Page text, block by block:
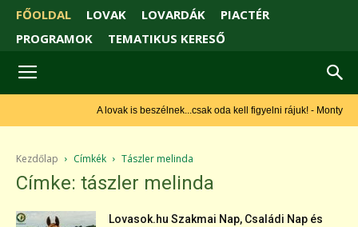
FŐOLDAL LOVAK LOVARDÁK
PIACTÉR
PROGRAMOK
TEMATIKUS KERESŐ
A lovak is beszélnek...csak oda kell figyelni rájuk! - Monty Roberts
Kezdőlap Címkék Tászler melinda
Címke: tászler melinda
Lovasok.hu Szakmai Nap, Családi Nap és